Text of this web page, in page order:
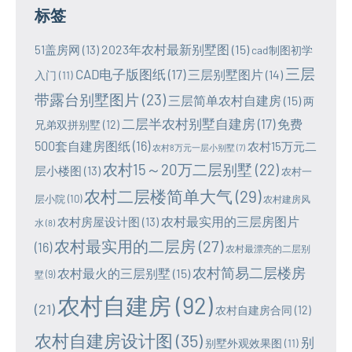
标签
51盖房网 (13) 2023年农村最新别墅图 (15) cad制图初学
入门 (11) CAD电子版图纸(17) 三层别墅图片(14) 三层
带露台别墅图片 (23) 三层简单农村自建房(15)两
兄弟双拼别墅 (12) 二层半农村别墅自建房(17) 免费
500套自建房图纸(16) 农村8万元一层小别墅(7) 农村15万元二
层小楼图 (13)农村15～20万二层别墅 (22)农村一
层小院(10)农村二层楼简单大气 (29) 农村建房风
水 (8) 农村房屋设计图 (13) 农村最实用的三层房图片
(16)农村最实用的二层房 (27) 农村最漂亮的二层别
墅(9) 农村最火的三层别墅 (15)农村简易二层楼房
(21)农村自建房 (92) 农村自建房合同 (12)
农村自建房设计图 (35) 别墅外观效果图 (11) 别